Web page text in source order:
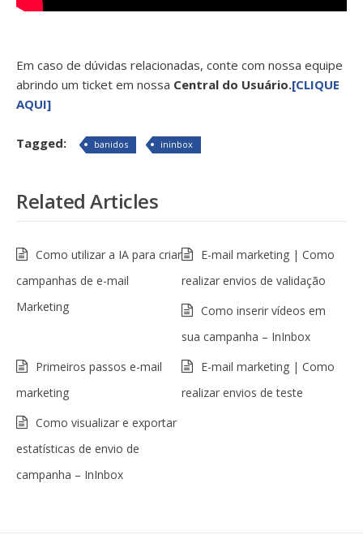
Em caso de dúvidas relacionadas, conte com nossa equipe
abrindo um ticket em nossa Central do Usuário.[CLIQUE
AQUI]
Tagged: banidos ininbox
Related Articles
Como utilizar a IA para criar
campanhas de e-mail
Marketing
E-mail marketing | Como
realizar envios de validação
Como inserir vídeos em
sua campanha – InInbox
Primeiros passos e-mail
marketing
E-mail marketing | Como
realizar envios de teste
Como visualizar e exportar
estatísticas de envio de
campanha – InInbox